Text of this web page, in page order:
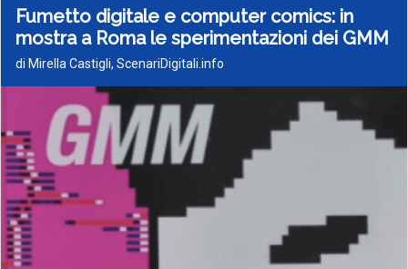
Fumetto digitale e computer comics: in
mostra a Roma le sperimentazioni dei GMM
di Mirella Castigli, ScenariDigitali.info